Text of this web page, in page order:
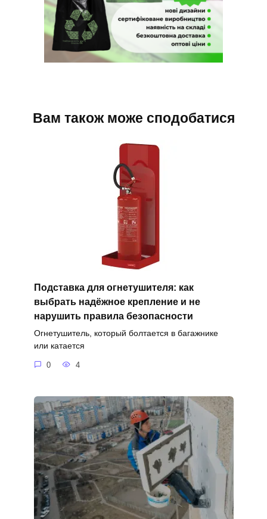
Вам також може сподобатися
Подставка для огнетушителя: как
выбрать надёжное крепление и не
нарушить правила безопасности
Огнетушитель, который болтается в багажнике
или катается
0 4